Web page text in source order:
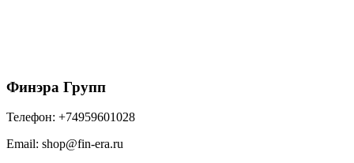
Финэра Групп
Телефон: +74959601028
Email: shop@fin-era.ru